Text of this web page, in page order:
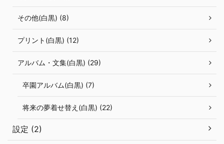
その他(白黒) (8)
プリント(白黒) (12)
アルバム・文集(白黒) (29)
卒園アルバム(白黒) (7)
将来の夢着せ替え(白黒) (22)
設定 (2)